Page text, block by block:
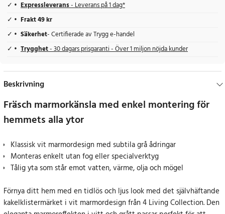
Expressleverans- Leverans på 1 dag*
Frakt 49 kr
Säkerhet- Certifierade av Trygg e-handel
Trygghet- 30 dagars prisgaranti - Över 1 miljon nöjda kunder
Beskrivning
Fräsch marmorkänsla med enkel montering för
hemmets alla ytor
Klassisk vit marmordesign med subtila grå ådringar
Monteras enkelt utan fog eller specialverktyg
Tålig yta som står emot vatten, värme, olja och mögel
Förnya ditt hem med en tidlös och ljus look med det självhäftande
kakelklistermärket i vit marmordesign från 4 Living Collection. Den